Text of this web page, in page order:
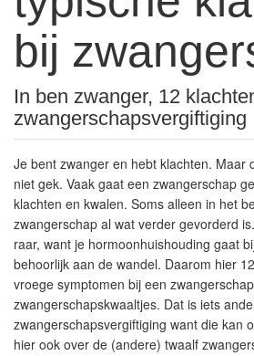
bij
In ben zwanger, 12
zwangerschapsvergiftiging
Je bent zwanger en hebt klachten. Maar
niet gek. Vaak gaat een zwangerschap
klachten en kwalen. Soms alleen in het
zwangerschap al wat verder gevorderd
raar, want je hormoonhuishouding gaat
behoorlijk aan de wandel. Daarom hier
vroege symptomen bij een
zwangerschapskwaaltjes. Dat is iets
zwangerschapsvergiftiging want die kan
hier ook over de (andere) twaalf